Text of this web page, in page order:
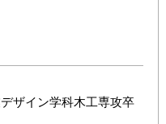
ザイン学科木工専攻卒